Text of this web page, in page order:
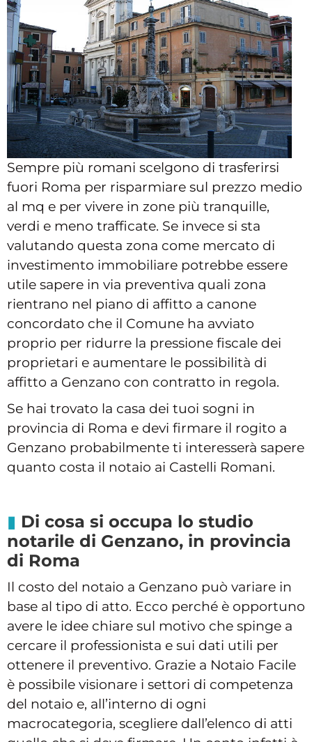
Sempre più romani scelgono di trasferirsi
fuori Roma per risparmiare sul prezzo medio
al mq e per vivere in zone più tranquille,
verdi e meno trafficate. Se invece si sta
valutando questa zona come mercato di
investimento immobiliare potrebbe essere
utile sapere in via preventiva quali zona
rientrano nel piano di affitto a canone
concordato che il Comune ha avviato
proprio per ridurre la pressione fiscale dei
proprietari e aumentare le possibilità di
affitto a Genzano con contratto in regola.
Se hai trovato la casa dei tuoi sogni in
provincia di Roma e devi firmare il rogito a
Genzano probabilmente ti interesserà sapere
quanto costa il notaio ai Castelli Romani.
Di cosa si occupa lo studio
notarile di Genzano, in provincia
di Roma
Il costo del notaio a Genzano può variare in
base al tipo di atto. Ecco perché è opportuno
avere le idee chiare sul motivo che spinge a
cercare il professionista e sui dati utili per
ottenere il preventivo. Grazie a Notaio Facile
è possibile visionare i settori di competenza
del notaio e, all’interno di ogni
macrocategoria, scegliere dall’elenco di atti